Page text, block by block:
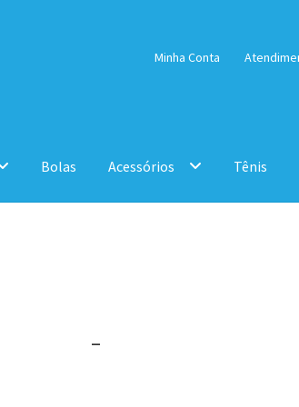
Minha Conta
Bolas Acessórios Tênis
-